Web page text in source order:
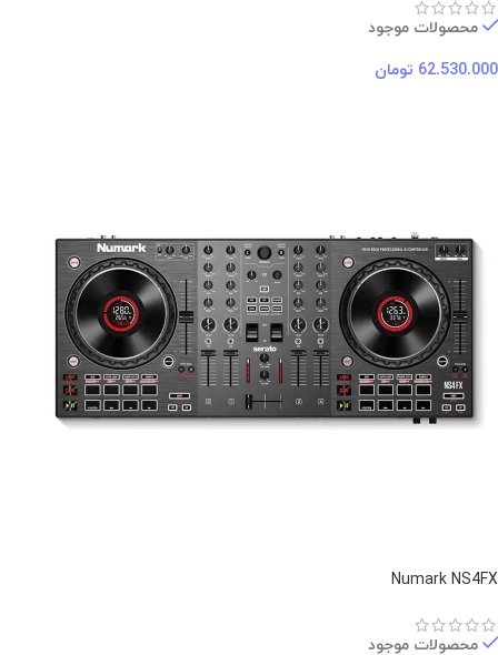
محصولات موجود
62.530.000 تومان
Numark NS4FX
محصولات موجود